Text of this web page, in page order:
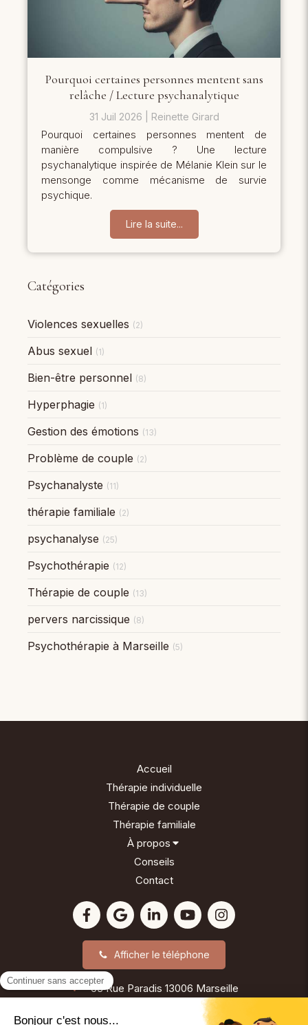
Pourquoi certaines personnes mentent sans
relâche / Lecture psychanalytique
31 Juil 2026 Reinette Girard
Pourquoi certaines personnes mentent de
manière compulsive ? Une lecture
psychanalytique inspirée de Mélanie Klein sur le
mensonge comme mécanisme de survie
psychique.
Lire la suite...
Catégories
Violences sexuelles (2)
Abus sexuel (1)
Bien-être personnel (8)
Hyperphagie (1)
Gestion des émotions (13)
Problème de couple (2)
Psychanalyste (11)
thérapie familiale (2)
psychanalyse (25)
Psychothérapie (12)
Thérapie de couple (13)
pervers narcissique (8)
Psychothérapie à Marseille (5)
Accueil
Thérapie individuelle
Thérapie de couple
Thérapie familiale
À propos
Conseils
Contact
Afficher le téléphone
63 Rue Paradis 13006 Marseille
©2024 Reinette Girard - Psychothérapie